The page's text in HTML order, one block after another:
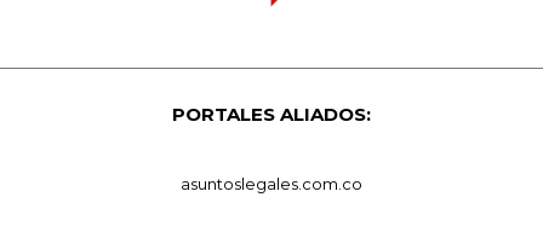
PORTALES ALIADOS:
asuntoslegales.com.co